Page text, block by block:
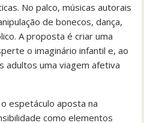
No palco, músicas autorais
de bonecos, dança,
A proposta é criar uma
o imaginário infantil e, ao
adultos uma viagem afetiva
espetáculo aposta na
como elementos